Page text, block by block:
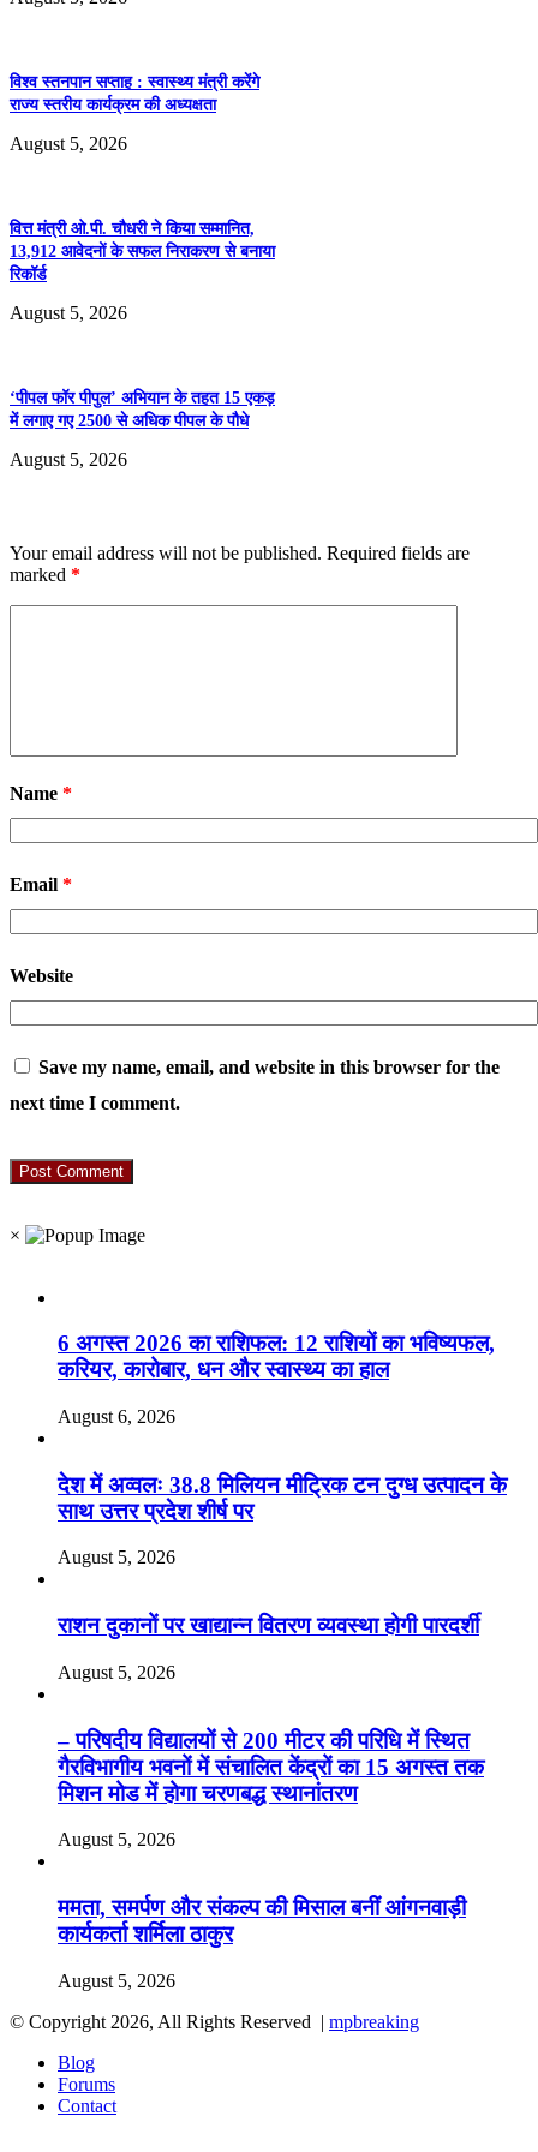
Share
विश्व स्तनपान सप्ताह : स्वास्थ्य मंत्री करेंगे
राज्य स्तरीय कार्यक्रम की अध्यक्षता
August 5, 2026
वित्त मंत्री ओ.पी. चौधरी ने किया सम्मानित,
13,912 आवेदनों के सफल निराकरण से बनाया
रिकॉर्ड
August 5, 2026
‘पीपल फॉर पीपुल’ अभियान के तहत 15 एकड़
में लगाए गए 2500 से अधिक पीपल के पौधे
August 5, 2026
Your email address will not be published. Required fields are
marked *
Name *
Email *
Website
Save my name, email, and website in this browser for the
next time I comment.
×
6 अगस्त 2026 का राशिफल: 12 राशियों का भविष्यफल,
करियर, कारोबार, धन और स्वास्थ्य का हाल
August 6, 2026
देश में अव्वलः 38.8 मिलियन मीट्रिक टन दुग्ध उत्पादन के
साथ उत्तर प्रदेश शीर्ष पर
August 5, 2026
राशन दुकानों पर खाद्यान्न वितरण व्यवस्था होगी पारदर्शी
August 5, 2026
– परिषदीय विद्यालयों से 200 मीटर की परिधि में स्थित
गैरविभागीय भवनों में संचालित केंद्रों का 15 अगस्त तक
मिशन मोड में होगा चरणबद्ध स्थानांतरण
August 5, 2026
ममता, समर्पण और संकल्प की मिसाल बनीं आंगनवाड़ी
कार्यकर्ता शर्मिला ठाकुर
August 5, 2026
© Copyright 2026, All Rights Reserved | mpbreaking
Blog
Forums
Contact